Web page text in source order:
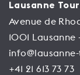
Lausanne
Avenue de
1001 Lausanne
+41 21 613 73 73